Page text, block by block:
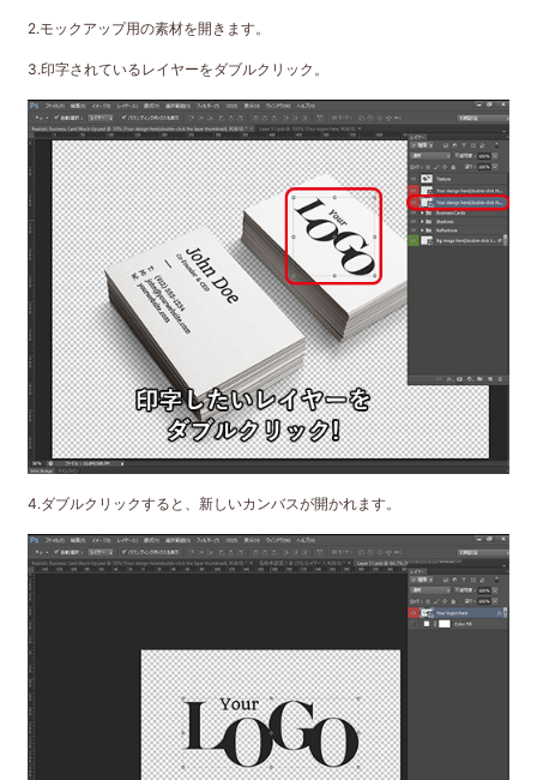
2.モックアップ用の素材を開きます。
3.印字されているレイヤーをダブルクリック。
4.ダブルクリックすると、新しいカンバスが開かれます。